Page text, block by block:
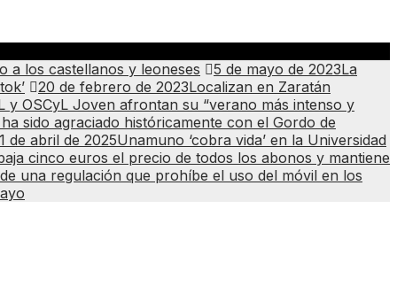
a los castellanos y leoneses 5 de mayo de 2023La
20 de febrero de 2023Localizan en Zaratán
y OSCyL Joven afrontan su “verano más intenso y
sido agraciado históricamente con el Gordo de
1 de abril de 2025Unamuno ‘cobra vida’ en la Universidad
cinco euros el precio de todos los abonos y mantiene
una regulación que prohíbe el uso del móvil en los